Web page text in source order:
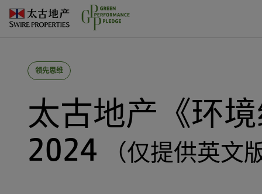
领先思维
太古地产《环
2024
（仅提供英文